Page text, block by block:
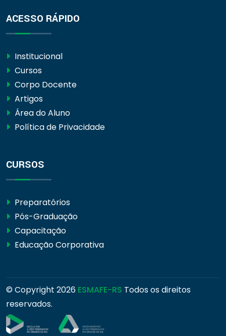
ACESSO RÁPIDO
Institucional
Cursos
Corpo Docente
Artigos
Área do Aluno
Política de Privacidade
CURSOS
Preparatórios
Pós-Graduação
Capacitação
Educação Corporativa
© Copyright 2026 ESMAFE-RS Todos os direitos
reservados.